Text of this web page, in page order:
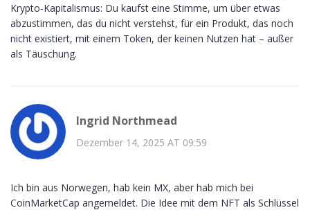
Krypto-Kapitalismus: Du kaufst eine Stimme, um über etwas
abzustimmen, das du nicht verstehst, für ein Produkt, das noch
nicht existiert, mit einem Token, der keinen Nutzen hat – außer
als Täuschung.
Ingrid Northmead
Dezember 14, 2025 AT 09:59
Ich bin aus Norwegen, hab kein MX, aber hab mich bei
CoinMarketCap angemeldet. Die Idee mit dem NFT als Schlüssel